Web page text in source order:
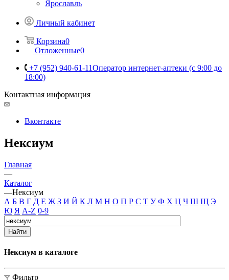
Ярославль
Личный кабинет
Корзина0
Отложенные0
+7 (952) 940-61-11Оператор интернет-аптеки (с 9:00 до
18:00)
Контактная информация
Вконтакте
Нексиум
Главная
—
Каталог
—Нексиум
А Б В Г Д Е Ж З И Й К Л М Н О П Р С Т У Ф Х Ц Ч Ш Щ Э
Ю Я A-Z 0-9
Найти
Нексиум в каталоге
Фильтр